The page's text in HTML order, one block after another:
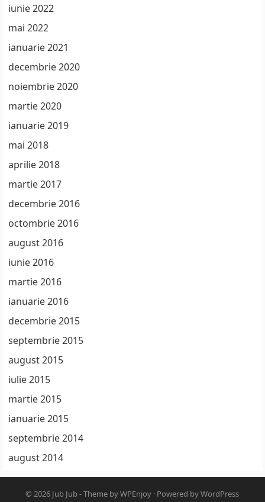
iunie 2022
mai 2022
ianuarie 2021
decembrie 2020
noiembrie 2020
martie 2020
ianuarie 2019
mai 2018
aprilie 2018
martie 2017
decembrie 2016
octombrie 2016
august 2016
iunie 2016
martie 2016
ianuarie 2016
decembrie 2015
septembrie 2015
august 2015
iulie 2015
martie 2015
ianuarie 2015
septembrie 2014
august 2014
© 2026 Jub Jub- Theme byWPEnjoy · Powered byWordPress